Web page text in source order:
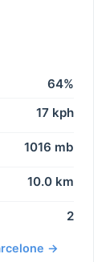
64%
17 kph
1016 mb
10.0 km
2
→